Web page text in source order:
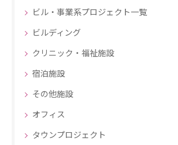
ビル・事業系プロジェクト一覧
ビルディング
クリニック・福祉施設
宿泊施設
その他施設
オフィス
タウンプロジェクト